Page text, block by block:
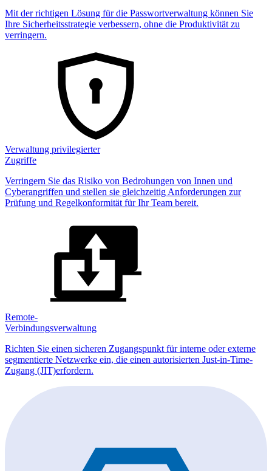
Mit der richtigen Lösung für die Passwortverwaltung können Sie
Ihre Sicherheitsstrategie verbessern, ohne die Produktivität zu
verringern.
Verwaltung privilegierter
Zugriffe
Verringern Sie das Risiko von Bedrohungen von Innen und
Cyberangriffen und stellen sie gleichzeitig Anforderungen zur
Prüfung und Regelkonformität für Ihr Team bereit.
Remote-
Verbindungsverwaltung
Richten Sie einen sicheren Zugangspunkt für interne oder externe
segmentierte Netzwerke ein, die einen autorisierten Just-in-Time-
Zugang (JIT)erfordern.